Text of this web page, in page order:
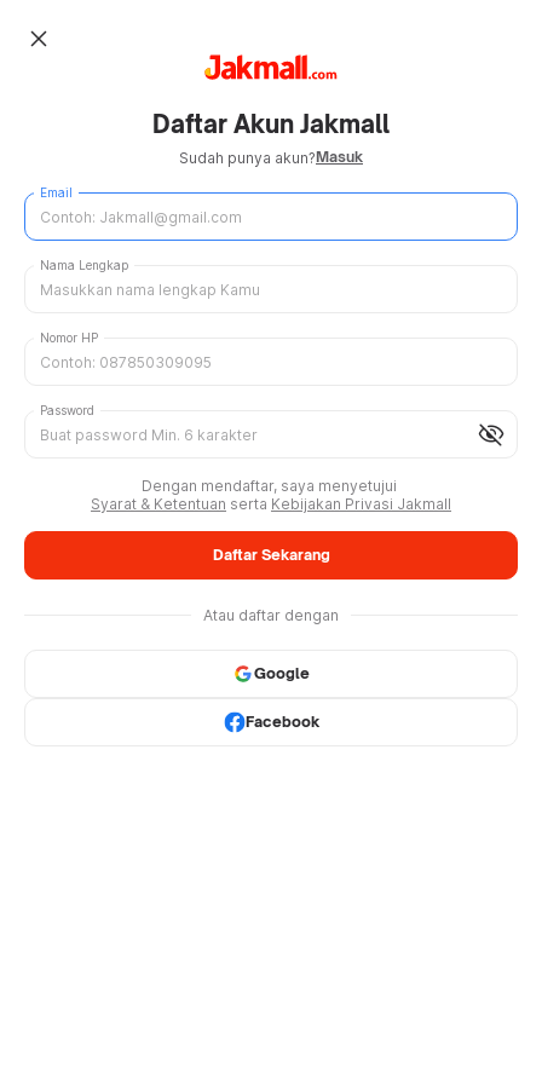
close
Daftar Akun Jakmall
Sudah punya akun?Masuk
Email
Nama Lengkap
Nomor HP
visibility_off
Password
Dengan mendaftar, saya menyetujui
Syarat & Ketentuan serta Kebijakan Privasi Jakmall
Daftar Sekarang
Atau daftar dengan
Google
Facebook